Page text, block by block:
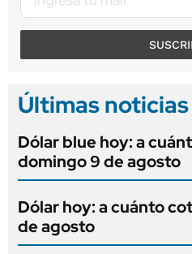
Últimas noticias
Dólar blue hoy: a
domingo 9 de agosto
Dólar hoy: a cuánto
de agosto